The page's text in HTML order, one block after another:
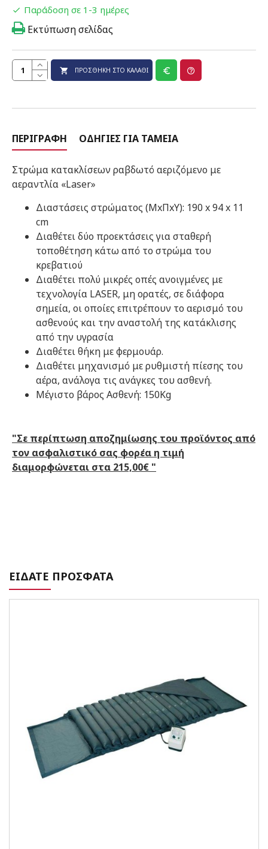
Παράδοση σε 1-3 ημέρες
ΠΡΟΣΘΉΚΗ ΣΤΟ ΚΑΛΆΘΙ
Εκτύπωση σελίδας
ΠΕΡΙΓΡΑΦΉ ΟΔΗΓΊΕΣ ΓΙΑ ΤΑΜΕΊΑ
Στρώμα κατακλίσεων ραβδωτό αεριζόμενο με
αεραντλία «Laser»
Διαστάσεις στρώματος (ΜxΠxΥ): 190 x 94 x 11
cm
Διαθέτει δύο προεκτάσεις για σταθερή
τοποθέτηση κάτω από το στρώμα του
κρεβατιού
Διαθέτει πολύ μικρές οπές ανοιγμένες με
τεχνολογία LASER, μη ορατές, σε διάφορα
σημεία, oι οποίες επιτρέπουν το αερισμό του
ασθενούς και την αναστολή της κατάκλισης
από την υγρασία
Διαθέτει θήκη με φερμουάρ.
Διαθέτει μηχανισμό με ρυθμιστή πίεσης του
αέρα, ανάλογα τις ανάγκες του ασθενή.
Μέγιστο βάρος Ασθενή: 150Kg
"Σε περίπτωση αποζημίωσης του προϊόντος από
τον ασφαλιστικό σας φορέα η τιμή
διαμορφώνεται στα 215,00€ "
ΕΙΔΑΤΕ ΠΡΟΣΦΑΤΑ